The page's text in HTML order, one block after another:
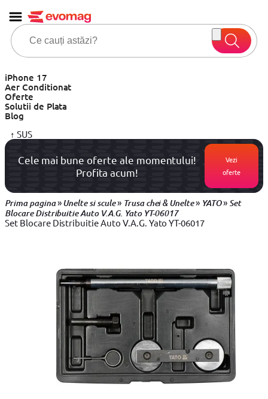
iPhone 17
Aer Conditionat
Oferte
Solutii de Plata
Blog
↑ SUS
Cele mai bune oferte ale momentului!
Profita acum!
Vezi
oferte
Prima pagina»Unelte si scule» Trusa chei & Unelte» YATO»Set
Blocare Distribuitie Auto V.A.G. Yato YT-06017
Set Blocare Distribuitie Auto V.A.G. Yato YT-06017